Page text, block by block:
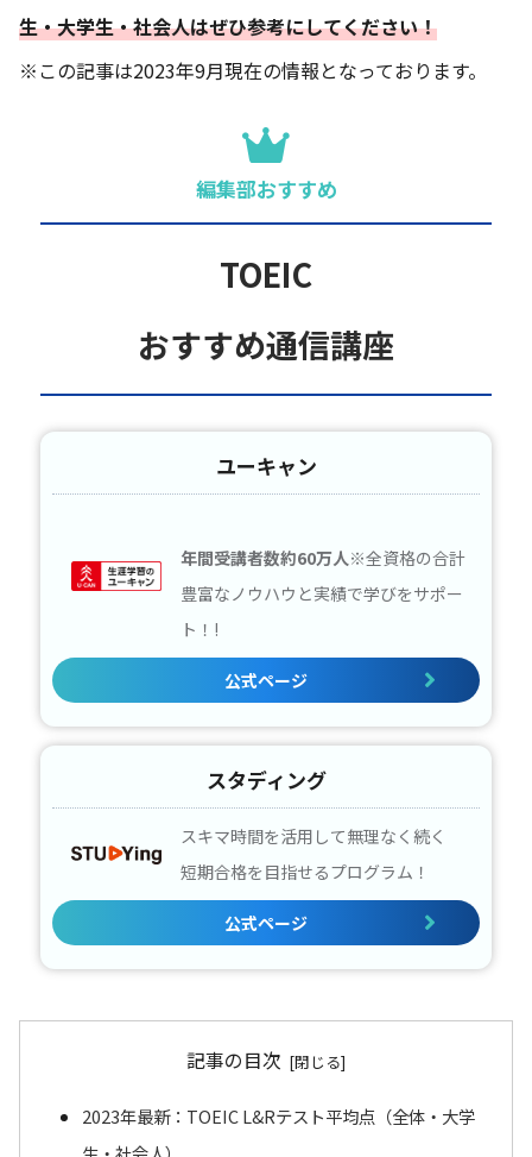
生・大学生・社会人はぜひ参考にしてください！
※この記事は2023年9月現在の情報となっております。
編集部おすすめ
TOEIC
おすすめ通信講座
ユーキャン
年間受講者数約60万人※全資格の合計
豊富なノウハウと実績で学びをサポー
ト！!
公式ページ
スタディング
スキマ時間を活用して無理なく続く
短期合格を目指せるプログラム！
公式ページ
記事の目次
2023年最新：TOEIC L&Rテスト平均点（全体・大学